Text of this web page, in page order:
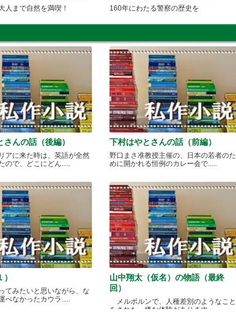
人まで自然を満喫！ 160年にわたる警察の歴史を
さんの話（後編）
アに来た時は、英語が全然
ので、どこにどん.....
下村はやとさんの話（前編）
野口まさ准教授主催の、日本の若者のた
めに開かれる恒例のカレー会で.....
てみたいと思いながら、な
べなかったカウラ.....
山中翔太（仮名）の物語（最終
回）
メルボルンで、人種差別のようなこと
をされた、嫌な体験があります.....